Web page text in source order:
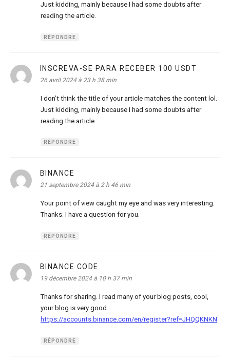
Just kidding, mainly because I had some doubts after
reading the article.
RÉPONDRE
INSCREVA-SE PARA RECEBER 100 USDT
26 avril 2024 à 23 h 38 min
I don’t think the title of your article matches the content lol.
Just kidding, mainly because I had some doubts after
reading the article.
RÉPONDRE
BINANCE
21 septembre 2024 à 2 h 46 min
Your point of view caught my eye and was very interesting.
Thanks. I have a question for you.
RÉPONDRE
BINANCE CODE
19 décembre 2024 à 10 h 37 min
Thanks for sharing. I read many of your blog posts, cool,
your blog is very good.
https://accounts.binance.com/en/register?ref=JHQQKNKN
RÉPONDRE